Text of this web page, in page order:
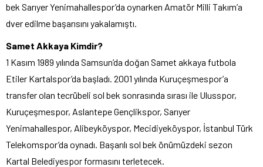
bek Sarıyer Yenimahallespor’da oynarken Amatör Milli Takım’a
dver edilme başarısını yakalamıştı.
Samet Akkaya Kimdir?
1 Kasım 1989 yılında Samsun’da doğan Samet akkaya futbola
Etiler Kartalspor’da başladı. 2001 yılında Kuruçeşmespor’a
transfer olan tecrübeli sol bek sonrasında sırası ile Ulusspor,
Kuruçeşmespor, Aslantepe Gençlikspor, Sarıyer
Yenimahallespor, Alibeyköyspor, Mecidiyeköyspor, İstanbul Türk
Telekomspor’da oynadı. Başarılı sol bek önümüzdeki sezon
Kartal Belediyespor formasını terletecek.